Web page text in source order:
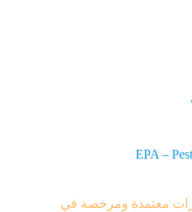
EPA –
معتمدة ومرخصة في